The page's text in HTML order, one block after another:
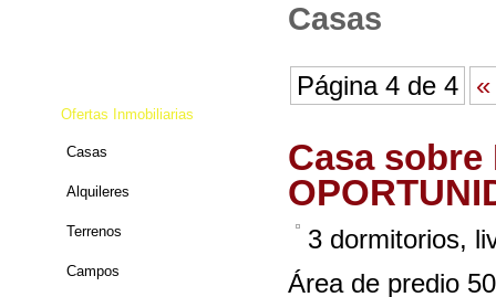
Ofertas Inmobiliarias
Casas
Alquileres
Terrenos
Campos
Casas
Página 4 de 4 «
Casa
3 dormitorios,
Área de predio